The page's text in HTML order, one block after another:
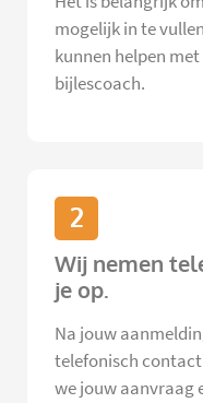
mogelijk in te
kunnen helpen
bijlescoach.
2
Wij nemen
je op.
Na jouw
telefonisch contact
we jouw aanvraag